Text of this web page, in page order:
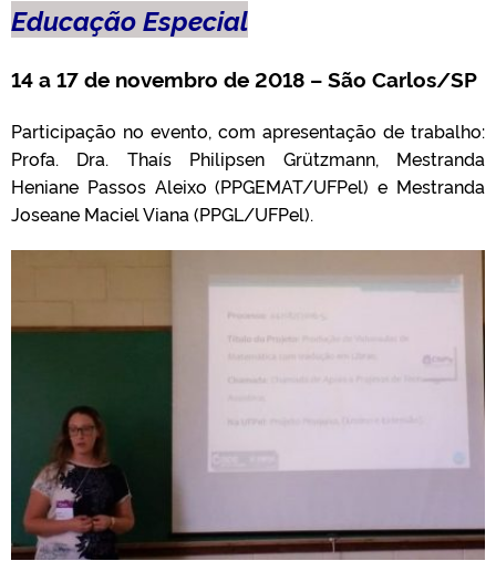
Educação Especial
14 a 17 de novembro de 2018 – São Carlos/SP
Participação no evento, com apresentação de trabalho:
Profa. Dra. Thaís Philipsen Grützmann, Mestranda
Heniane Passos Aleixo (PPGEMAT/UFPel) e Mestranda
Joseane Maciel Viana (PPGL/UFPel).